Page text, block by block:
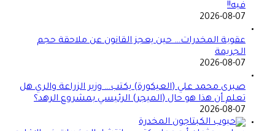
فيه!!
2026-08-07
عقوبة المخدرات… حين يعجز القانون عن ملاحقة حجم
الجريمة
2026-08-07
صبرى محمد علي (العيكورة) يكتب… وزير الزراعة والري هل
تعلم أن هذا هو حال (الميجر) الرئيسي بمشروع الرهد؟
2026-08-07